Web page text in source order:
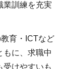
業訓練を充実
育・ICTなど
もに、求職中
受けやすいも